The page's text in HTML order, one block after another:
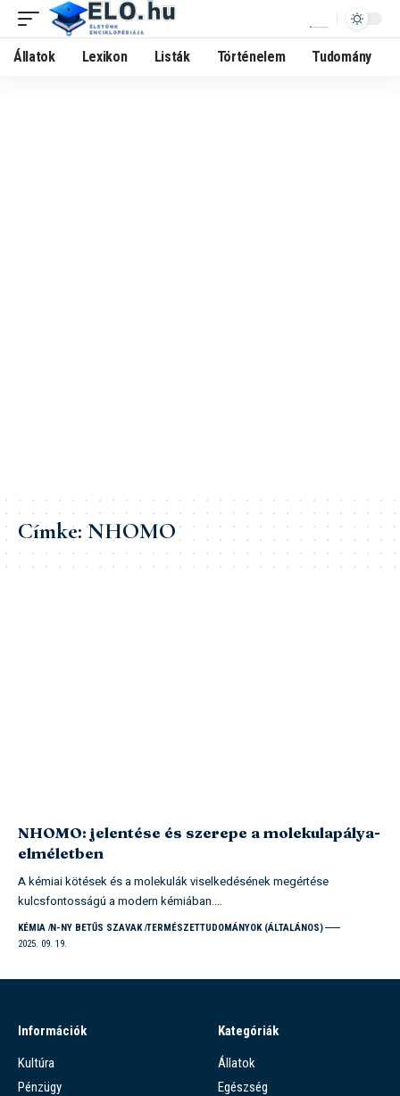
Állatok Lexikon Listák Történelem Tudomány
Címke:NHOMO
NHOMO: jelentése és szerepe a molekulapálya-
elméletben
A kémiai kötések és a molekulák viselkedésének megértése
kulcsfontosságú a modern kémiában.…
KÉMIA N-NY BETŰS SZAVAK TERMÉSZETTUDOMÁNYOK (ÁLTALÁNOS)
2025. 09. 19.
Információk
Kultúra
Pénzügy
Kategóriák
Állatok
Egészség